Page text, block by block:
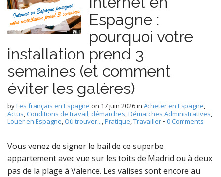
Espagne :
pourquoi votre
installation prend 3
semaines (et comment
éviter les galères)
byLes français en Espagne on 17 juin 2026in Acheter en Espagne,
Actus, Conditions de travail, démarches,Démarches Administratives,
Louer en Espagne, Où trouver...,Pratique,Travailler • 0 Comments
Vous venez de signer le bail de ce superbe
appartement avec vue sur les toits de Madrid ou à deux
pas de la plage à Valence. Les valises sont encore au